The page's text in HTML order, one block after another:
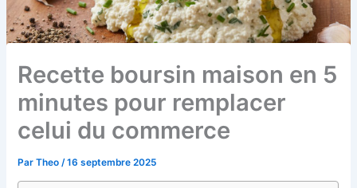
Recette boursin maison en 5
minutes pour remplacer
celui du commerce
ParTheo /16 septembre 2025